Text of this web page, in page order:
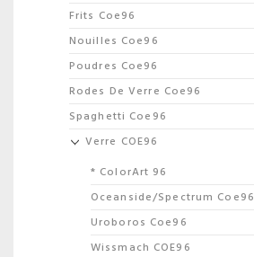
Frits Coe96
Nouilles Coe96
Poudres Coe96
Rodes De Verre Coe96
Spaghetti Coe96
Verre COE96
* ColorArt 96
Oceanside/Spectrum Coe96
Uroboros Coe96
Wissmach COE96